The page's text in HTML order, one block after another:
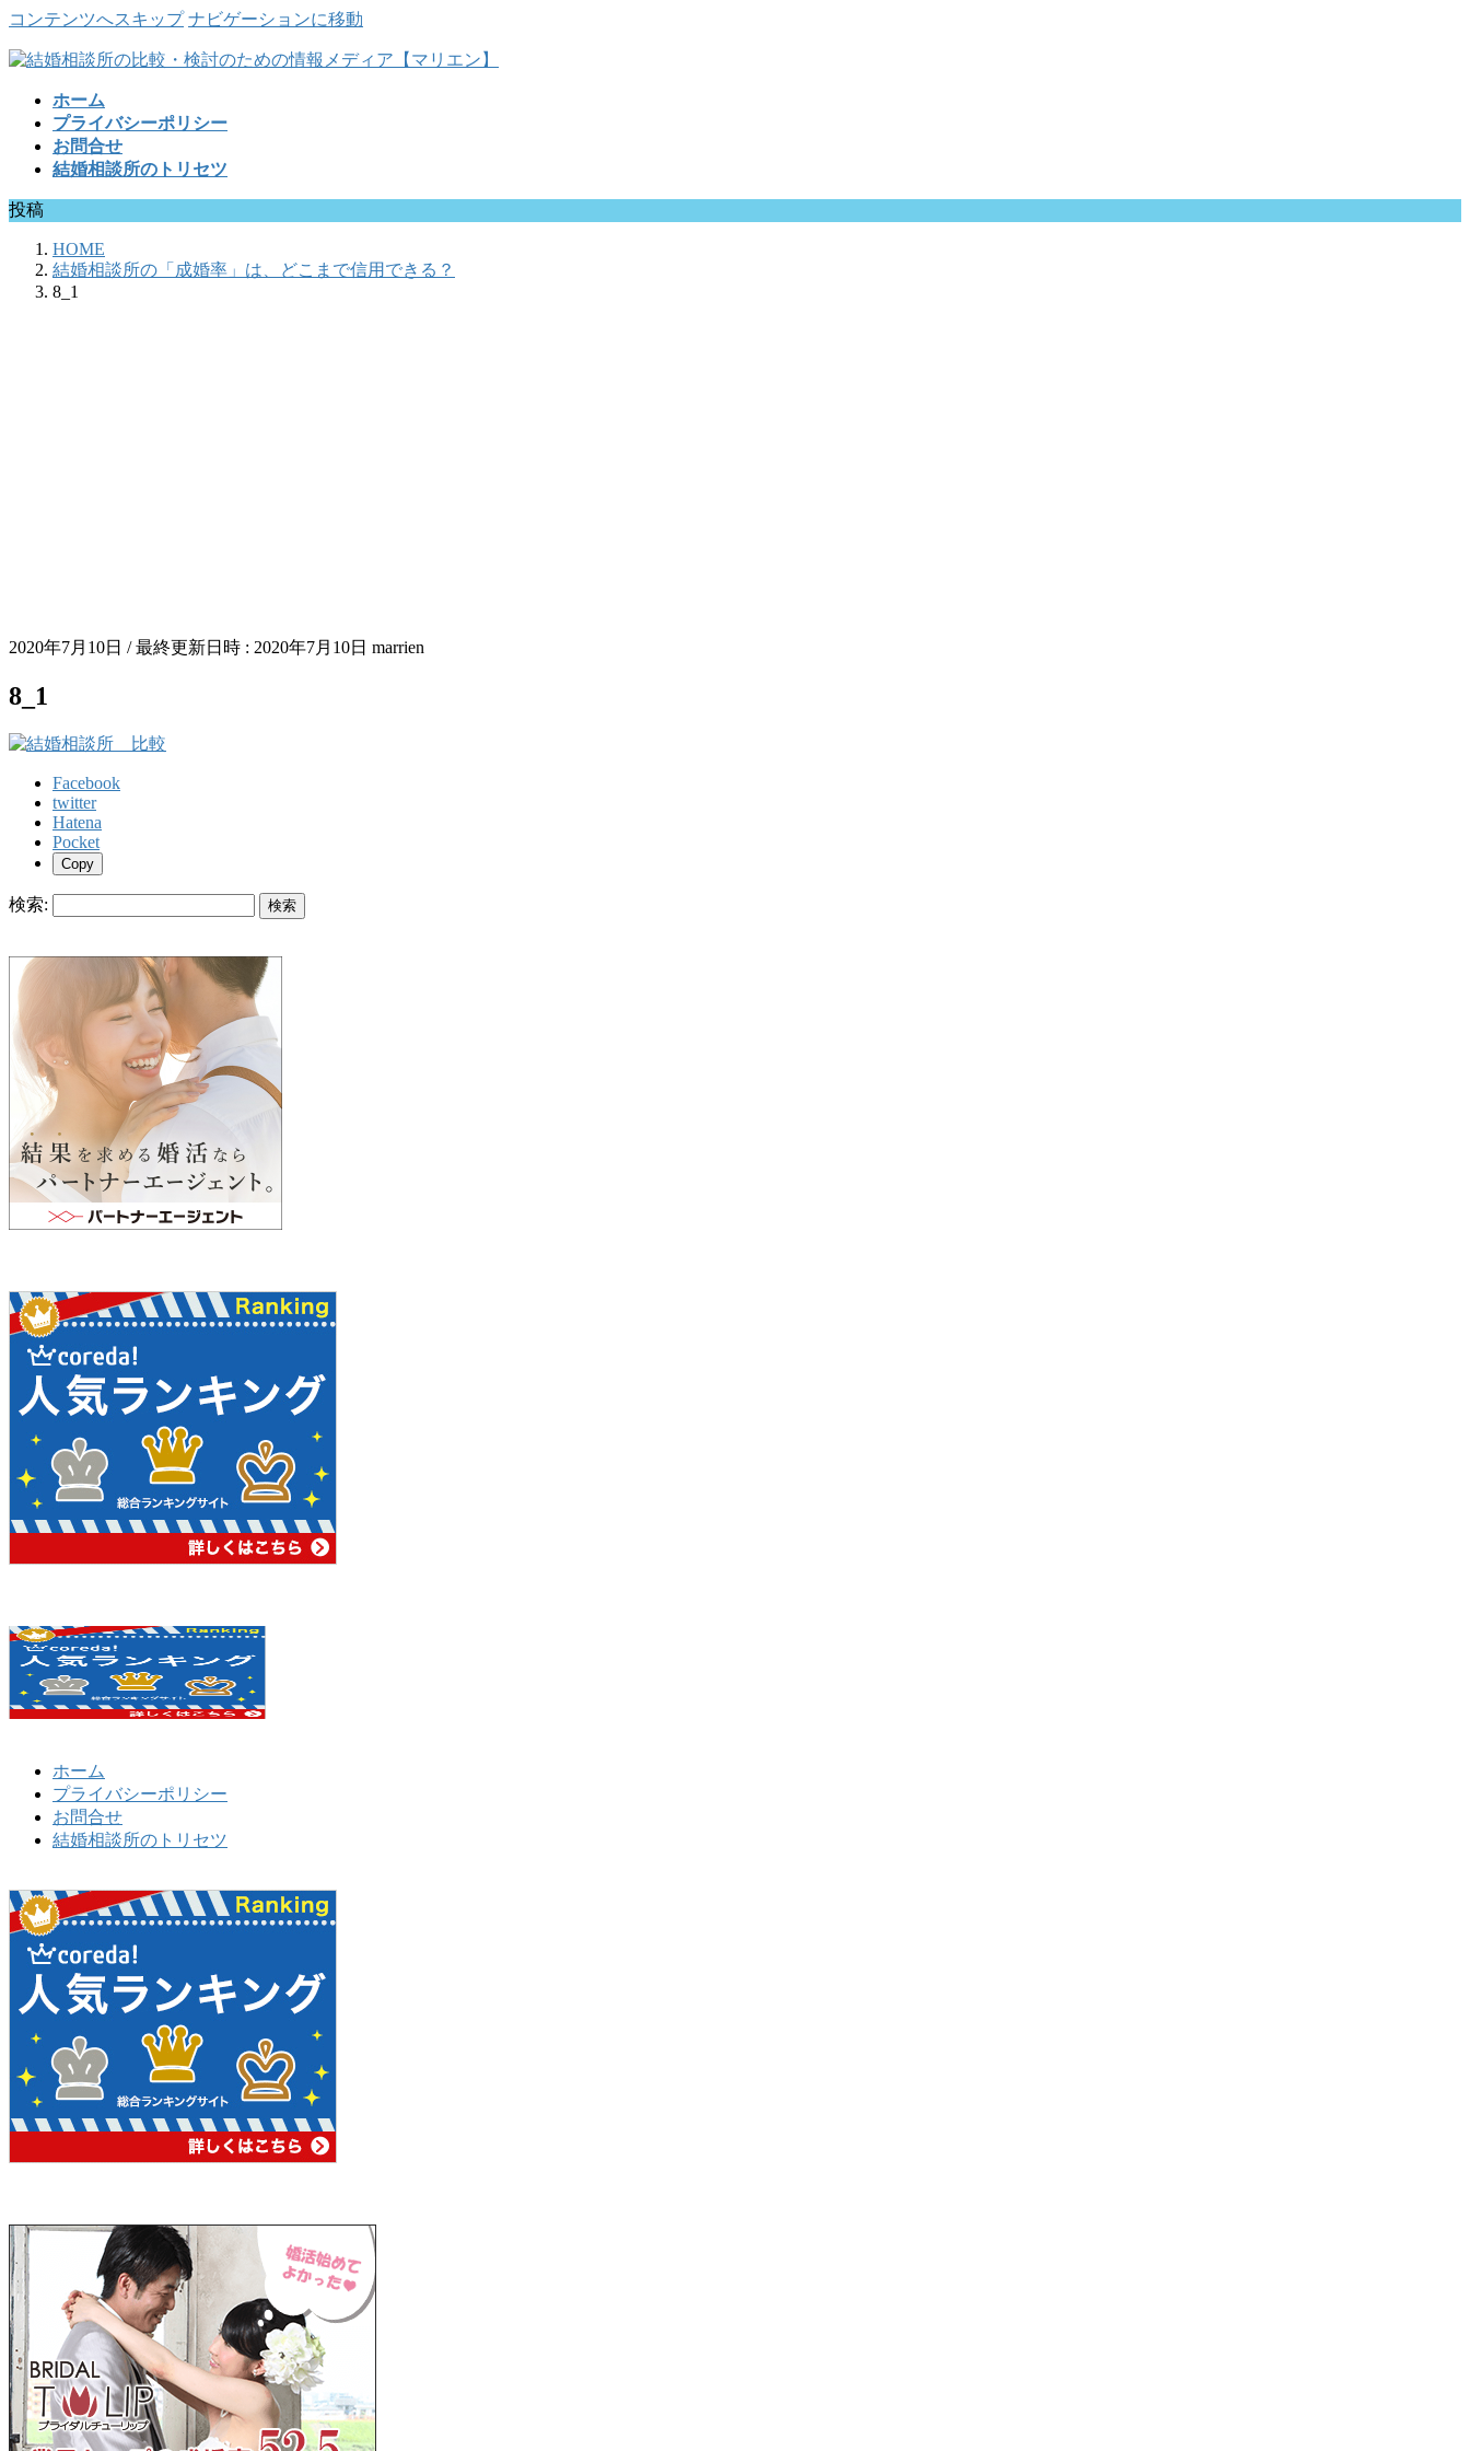
コンテンツへスキップ ナビゲーションに移動
ホーム
プライバシーポリシー
お問合せ
結婚相談所のトリセツ
投稿
HOME
結婚相談所の「成婚率」は、どこまで信用できる？
8_1
2020年7月10日 / 最終更新日時 : 2020年7月10日 marrien
8_1
Facebook
twitter
Hatena
Pocket
Copy
検索:
ホーム
プライバシーポリシー
お問合せ
結婚相談所のトリセツ